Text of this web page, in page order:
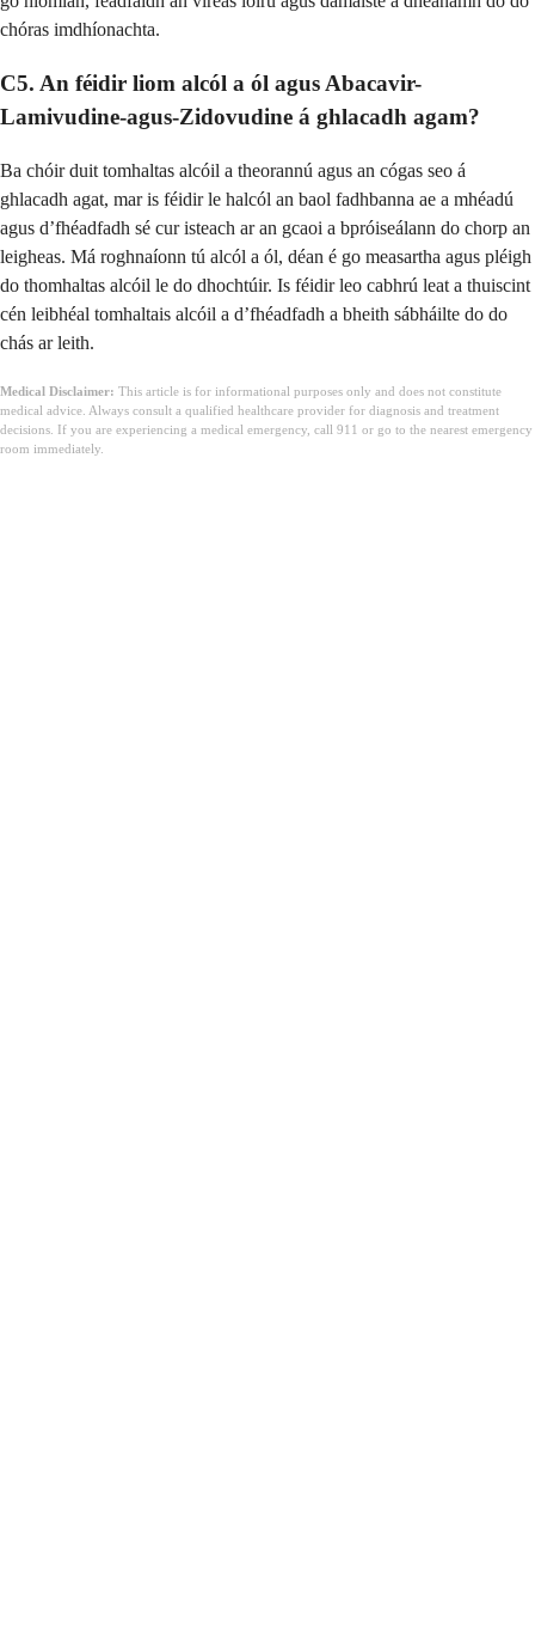
chóras imdhíonachta.
C5. An féidir liom alcól a ól agus Abacavir-
Lamivudine-agus-Zidovudine á ghlacadh agam?
Ba chóir duit tomhaltas alcóil a theorannú agus an cógas seo á
ghlacadh agat, mar is féidir le halcól an baol fadhbanna ae a mhéadú
agus d’fhéadfadh sé cur isteach ar an gcaoi a bpróiseálann do chorp an
leigheas. Má roghnaíonn tú alcól a ól, déan é go measartha agus pléigh
do thomhaltas alcóil le do dhochtúir. Is féidir leo cabhrú leat a thuiscint
cén leibhéal tomhaltais alcóil a d’fhéadfadh a bheith sábháilte do do
chás ar leith.
Medical Disclaimer: This article is for informational purposes only and does not constitute
medical advice. Always consult a qualified healthcare provider for diagnosis and treatment
decisions. If you are experiencing a medical emergency, call 911 or go to the nearest emergency
room immediately.